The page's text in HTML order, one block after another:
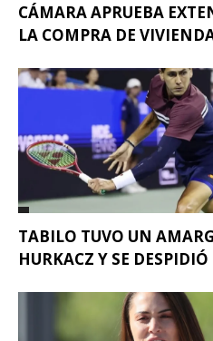
CÁMARA APRUEBA
LA COMPRA DE
TABILO TUVO UN
HURKACZ Y SE